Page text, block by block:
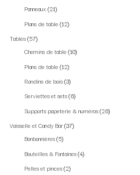
Panneaux 21
Plans de table 12
Tables 57
Chemins de table 10
Plans de table 12
Rondins de bois 3
Serviettes et sets 6
Supports papeterie & numéros 26
Vaisselle et Candy Bar 37
Bonbonnières 5
Bouteilles & Fontaines 4
Pelles et pinces 2